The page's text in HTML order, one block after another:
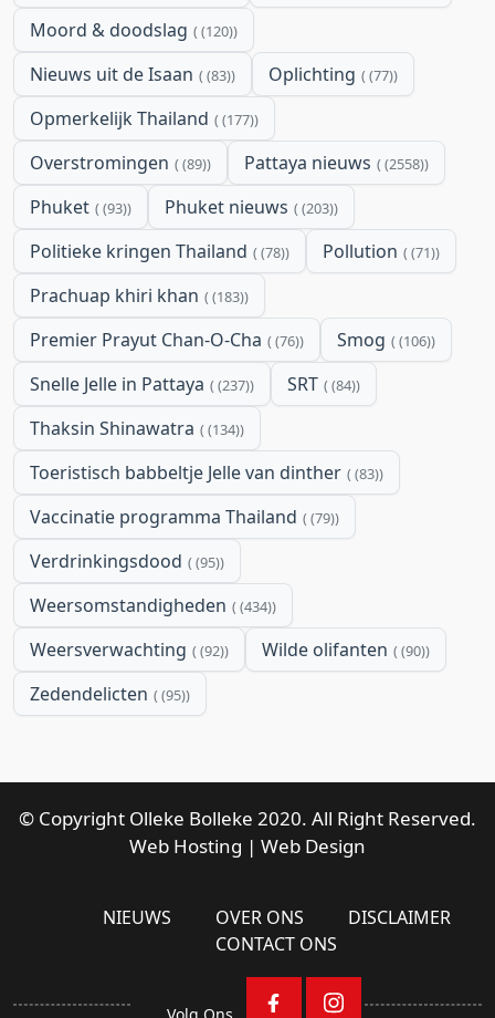
Moord & doodslag (120)
Nieuws uit de Isaan (83) Oplichting (77)
Opmerkelijk Thailand (177)
Overstromingen (89) Pattaya nieuws (2558)
Phuket (93) Phuket nieuws (203)
Politieke kringen Thailand (78) Pollution (71)
Prachuap khiri khan (183)
Premier Prayut Chan-O-Cha (76) Smog (106)
Snelle Jelle in Pattaya (237) SRT (84)
Thaksin Shinawatra (134)
Toeristisch babbeltje Jelle van dinther (83)
Vaccinatie programma Thailand (79)
Verdrinkingsdood (95)
Weersomstandigheden (434)
Weersverwachting (92) Wilde olifanten (90)
Zedendelicten (95)
© Copyright Olleke Bolleke 2020. All Right Reserved.
Web Hosting | Web Design
NIEUWS OVER ONS
DISCLAIMER
CONTACT ONS